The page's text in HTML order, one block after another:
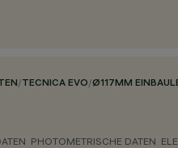
/TECNICA EVO/Ø117MM
PHOTOMETRISCHE DATEN